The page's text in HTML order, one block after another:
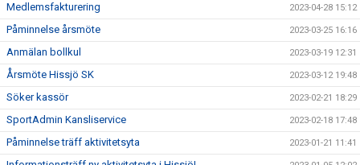
Medlemsfakturering 2023-04-28 15:12
Påminnelse årsmöte 2023-03-25 16:16
Anmälan bollkul 2023-03-19 12:31
Årsmöte Hissjö SK 2023-03-12 19:48
Söker kassör 2023-02-21 18:29
SportAdmin Kansliservice 2023-02-18 17:48
Påminnelse träff aktivitetsyta 2023-01-21 11:41